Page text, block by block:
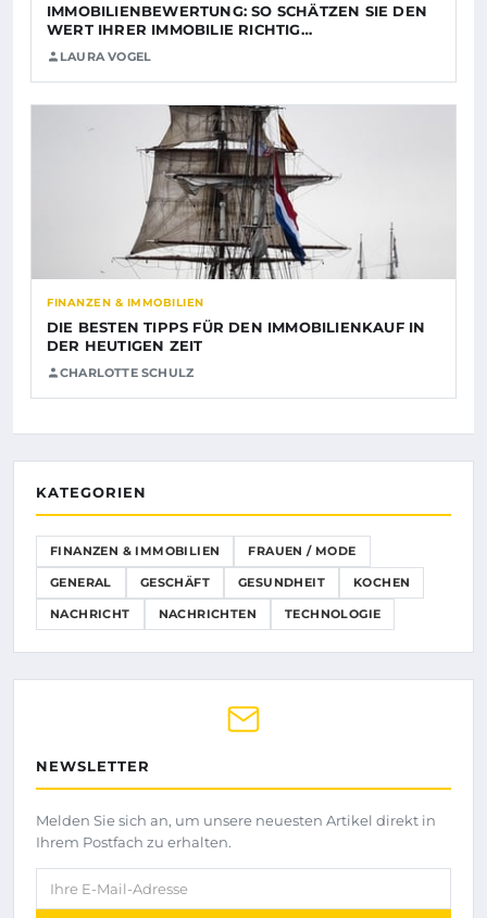
IMMOBILIENBEWERTUNG: SO SCHÄTZEN SIE DEN
WERT IHRER IMMOBILIE RICHTIG…
LAURA VOGEL
FINANZEN & IMMOBILIEN
DIE BESTEN TIPPS FÜR DEN IMMOBILIENKAUF IN
DER HEUTIGEN ZEIT
CHARLOTTE SCHULZ
KATEGORIEN
FINANZEN & IMMOBILIEN FRAUEN / MODE
GENERAL GESCHÄFT GESUNDHEIT KOCHEN
NACHRICHT NACHRICHTEN TECHNOLOGIE
NEWSLETTER
Melden Sie sich an, um unsere neuesten Artikel direkt in
Ihrem Postfach zu erhalten.
Ihre E-Mail-Adresse